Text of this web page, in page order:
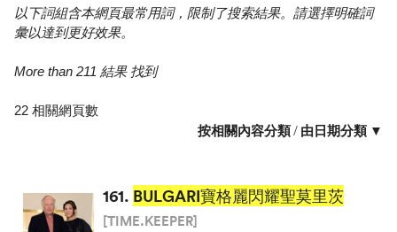
以下詞組含本網頁最常用詞，限制了搜索結果。請選擇明確詞
彙以達到更好效果。
More than 211 結果 找到
22 相關網頁數
按相關內容分類/ 由日期分類 ▼
161. BULGARI寶格麗閃耀聖莫里茨
[TIME.KEEPER]